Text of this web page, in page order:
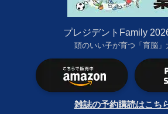
プレジデントFamily
頭のいい子が育つ「育脳」
雑誌の予約購読はこち